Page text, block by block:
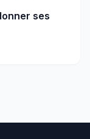
ses